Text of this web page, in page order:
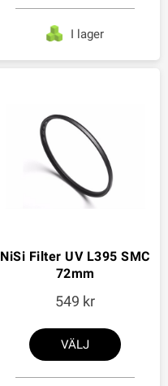
I lager
NiSi Filter UV L395 SMC
72mm
549
VÄLJ